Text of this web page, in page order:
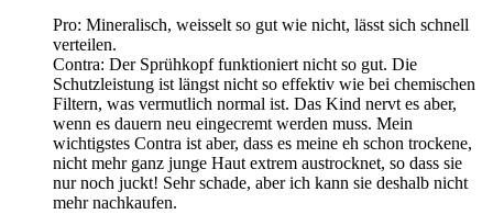
Pro: Mineralisch, weisselt so gut wie nicht, lässt sich schnell
verteilen.
Contra: Der Sprühkopf funktioniert nicht so gut. Die
Schutzleistung ist längst nicht so effektiv wie bei chemischen
Filtern, was vermutlich normal ist. Das Kind nervt es aber,
wenn es dauern neu eingecremt werden muss. Mein
wichtigstes Contra ist aber, dass es meine eh schon trockene,
nicht mehr ganz junge Haut extrem austrocknet, so dass sie
nur noch juckt! Sehr schade, aber ich kann sie deshalb nicht
mehr nachkaufen.